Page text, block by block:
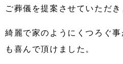
ご葬儀を提案させていただき
綺麗で家のようにくつろぐ
も喜んで頂けました。